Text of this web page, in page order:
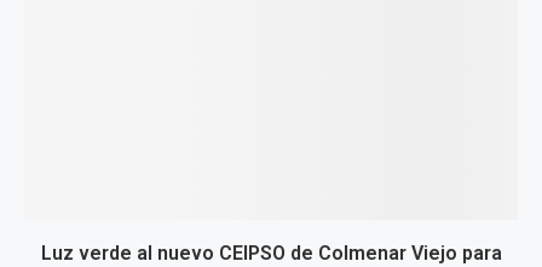
Luz verde al nuevo CEIPSO de Colmenar Viejo para